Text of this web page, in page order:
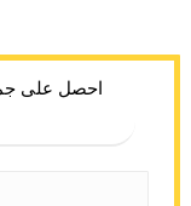
احصل على